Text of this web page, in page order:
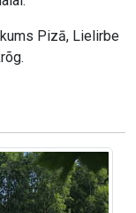
Pizā, Lielirbe